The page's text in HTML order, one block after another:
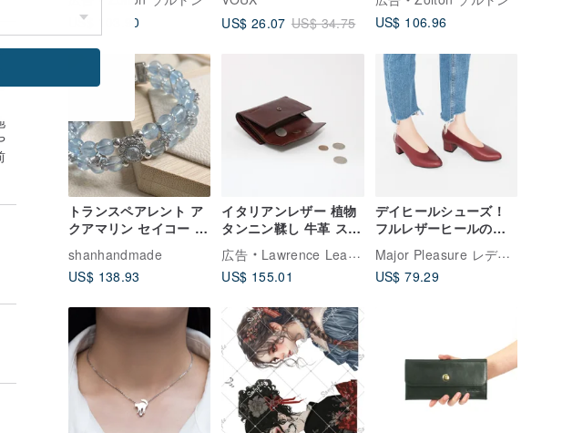
レット | ブラック | 手
書き刻印可
US$ 103.90
パープル
US$ 26.07 US$ 34.75
US$ 106.96
トランスペアレント ア
クアマリン セイコー ダ
shanhandmade
US$ 138.93
イタリアンレザー 植物
タンニン鞣し 牛革 スナ
ップボタン ミドルウォ
レット ショートウォレ
ット 小銭入れ 誕生日
広告
Lawrence Leather Studio
US$ 155.01
デイヒールシューズ！
フルレザーヒールのベ
イクロチップレッドル
ージュレッドMIT-
Major Pleasure レディースシューズ研究室
US$ 79.29